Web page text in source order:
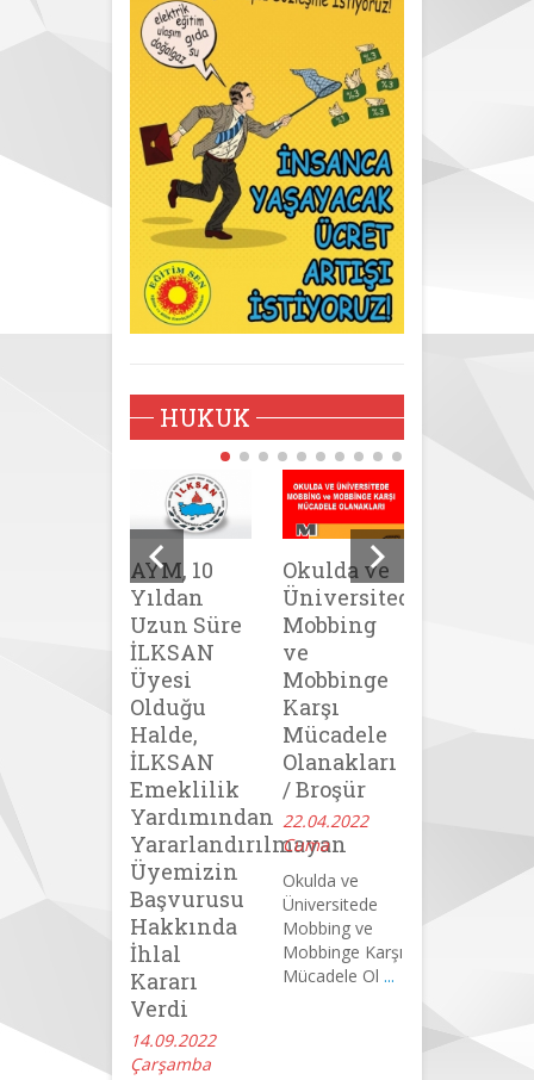
HUKUK
AYM, 10
Yıldan
Uzun Süre
İLKSAN
Üyesi
Olduğu
Halde,
İLKSAN
Emeklilik
Yardımından
Yararlandırılmayan
Üyemizin
Başvurusu
Hakkında
İhlal
Kararı
Verdi
14.09.2022
Çarşamba
Okulda ve
Üniversitede
Mobbing
ve
Mobbinge
Karşı
Mücadele
Olanakları
/ Broşür
22.04.2022
Cuma
Okulda ve
Üniversitede
Mobbing ve
Mobbinge Karşı
Mücadele Ol ...
Hak Edilmiş
Unvana